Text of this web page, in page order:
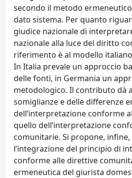
secondo il metodo
dato sistema. Per quanto
giudice nazionale di
nazionale alla luce del diritto
riferimento è al modello
In Italia prevale un approccio
delle fonti, in Germania un
metodologico. Il contributo dà
somiglianze e delle differenze
dell’interpretazione conforme
quello dell’interpretazione
comunitarie. Si propone,
l’integrazione del principio di
conforme alle direttive
ermeneutica del giurista